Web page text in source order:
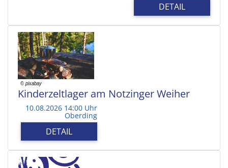
DETAIL
Kinderzeltlager am Notzinger Weiher
10.08.2026 14:00 Uhr
Oberding
DETAIL